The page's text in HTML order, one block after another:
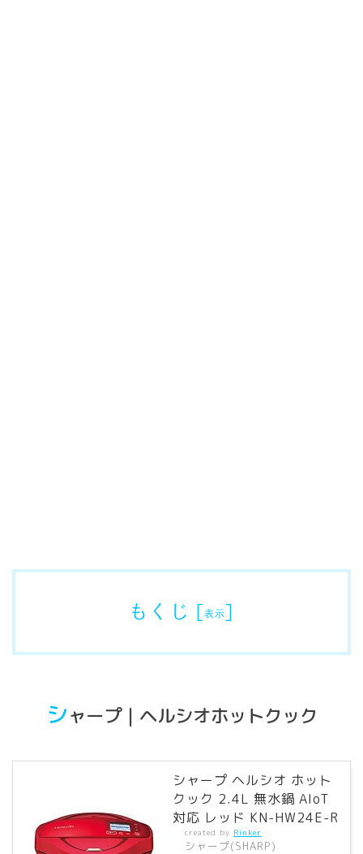
もくじ [表示]
シャープ｜ヘルシオホットクック
シャープ ヘルシオ ホット
クック 2.4L 無水鍋 AIoT
対応 レッド KN-HW24E-R
created by Rinker
シャープ(SHARP)